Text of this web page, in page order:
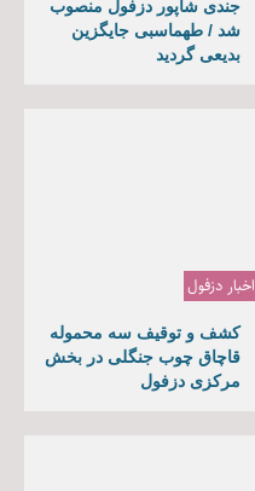
جندی شاپور دزفول منصوب
شد / طهماسبی جایگزین
بدیعی گردید
اخبار دزفول
کشف و توقیف سه محموله
قاچاق چوب جنگلی در بخش
مرکزی دزفول